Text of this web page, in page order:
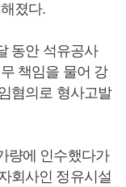
졌다.
동안 석유공사
책임을 물어 강
혐의로 형사고발
량에 인수했다가
회사인 정유시설